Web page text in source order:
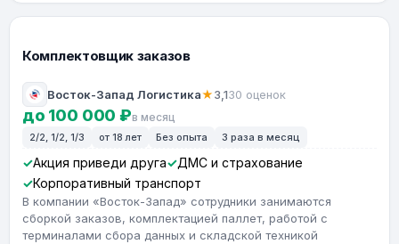
Комплектовщик заказов
Восток-Запад Логистика★3,130 оценок
до 100 000 ₽в месяц
2/2, 1/2, 1/3 от 18 лет Без опыта 3 раза в месяц
Акция приведи друга
ДМС и страхование
Корпоративный транспорт
В компании «Восток-Запад» сотрудники занимаются
сборкой заказов, комплектацией паллет, работой с
терминалами сбора данных и складской техникой